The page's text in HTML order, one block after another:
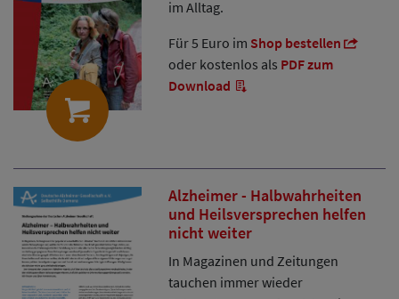
im Alltag.
Für 5 Euro im Shop bestellen
oder kostenlos als PDF zum
Download
Alzheimer - Halbwahrheiten
und Heilsversprechen helfen
nicht weiter
In Magazinen und Zeitungen
tauchen immer wieder